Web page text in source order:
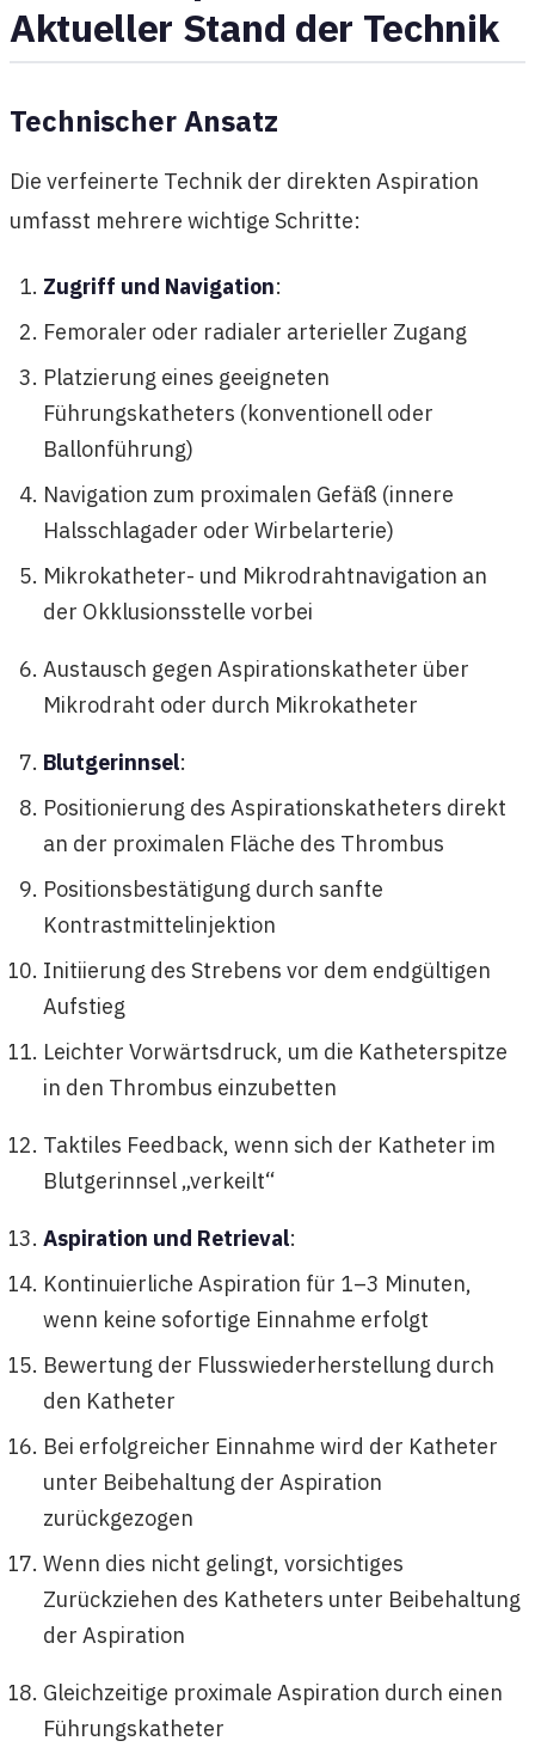
Aktueller Stand der Technik
Technischer Ansatz
Die verfeinerte Technik der direkten Aspiration
umfasst mehrere wichtige Schritte:
Zugriff und Navigation:
Femoraler oder radialer arterieller Zugang
Platzierung eines geeigneten
Führungskatheters (konventionell oder
Ballonführung)
Navigation zum proximalen Gefäß (innere
Halsschlagader oder Wirbelarterie)
Mikrokatheter- und Mikrodrahtnavigation an
der Okklusionsstelle vorbei
Austausch gegen Aspirationskatheter über
Mikrodraht oder durch Mikrokatheter
Blutgerinnsel:
Positionierung des Aspirationskatheters direkt
an der proximalen Fläche des Thrombus
Positionsbestätigung durch sanfte
Kontrastmittelinjektion
Initiierung des Strebens vor dem endgültigen
Aufstieg
Leichter Vorwärtsdruck, um die Katheterspitze
in den Thrombus einzubetten
Taktiles Feedback, wenn sich der Katheter im
Blutgerinnsel „verkeilt“
Aspiration und Retrieval:
Kontinuierliche Aspiration für 1–3 Minuten,
wenn keine sofortige Einnahme erfolgt
Bewertung der Flusswiederherstellung durch
den Katheter
Bei erfolgreicher Einnahme wird der Katheter
unter Beibehaltung der Aspiration
zurückgezogen
Wenn dies nicht gelingt, vorsichtiges
Zurückziehen des Katheters unter Beibehaltung
der Aspiration
Gleichzeitige proximale Aspiration durch einen
Führungskatheter